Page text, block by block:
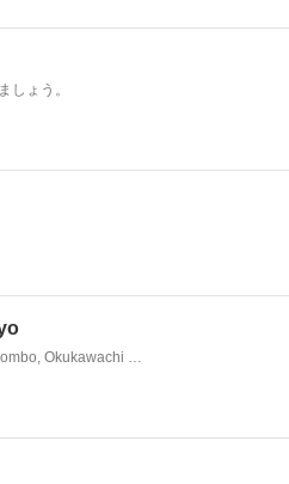
しょう。
Participation du Burkina Faso à l’événement « Time Machine Biombo, Okukawachi Sound Tapestry 2025 » à Osaka au Japon Le 6 septembre 2025, l’Ambassade du Burkina Faso au Japon a p…